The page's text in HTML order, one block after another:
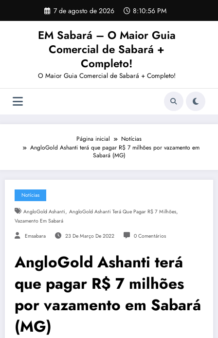
o
7 de agosto de 2026 8:10:57 PM
EM Sabará – O Maior Guia
Comercial de Sabará +
Completo!
O Maior Guia Comercial de Sabará + Completo!
Página inicial
Notícias
AngloGold Ashanti terá que pagar R$ 7 milhões por vazamento em
Sabará (MG)
Notícias
AngloGold Ashanti, AngloGold Ashanti Terá Que Pagar R$ 7 Milhões,
Vazamento Em Sabará
Emsabara 23 De Março De 2022 0 Comentários
AngloGold Ashanti terá
que pagar R$ 7 milhões
por vazamento em Sabará
(MG)